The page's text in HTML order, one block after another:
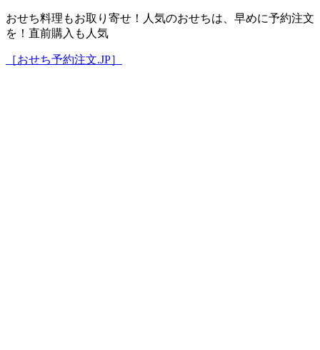
おせち料理もお取り寄せ！人気のおせちは、早めに予約注文
を！直前購入も人気
［おせち予約注文.JP］